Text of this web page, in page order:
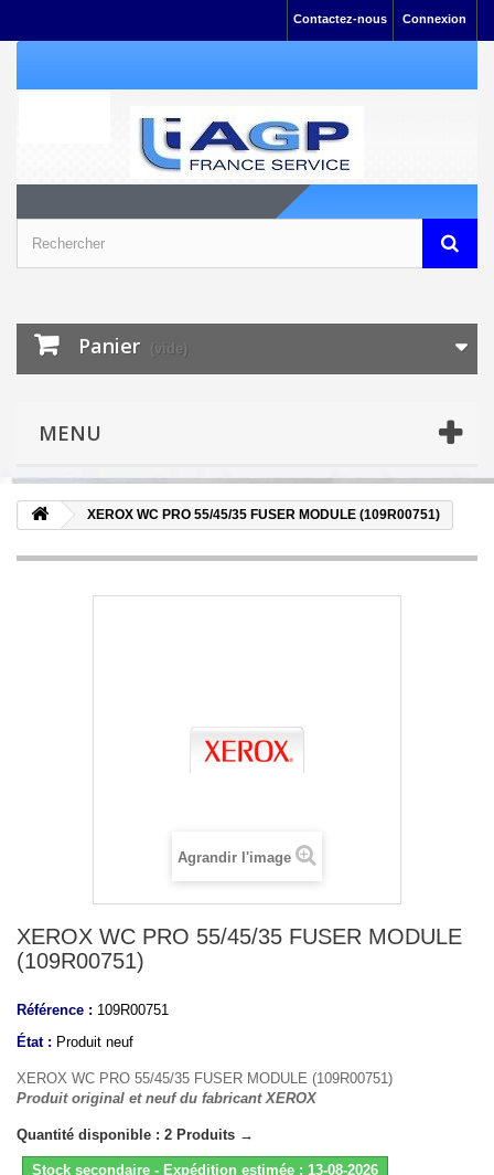
Connexion
Contactez-nous
Panier (vide)
MENU
XEROX WC PRO 55/45/35 FUSER MODULE (109R00751)
Agrandir l'image
XEROX WC PRO 55/45/35 FUSER MODULE
(109R00751)
Référence : 109R00751
État : Produit neuf
XEROX WC PRO 55/45/35 FUSER MODULE (109R00751)
Produit original et neuf du fabricant XEROX
Quantité disponible : 2 Produits →
Stock secondaire - Expédition estimée : 13-08-2026